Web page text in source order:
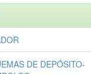
DE DEPÓSITO-